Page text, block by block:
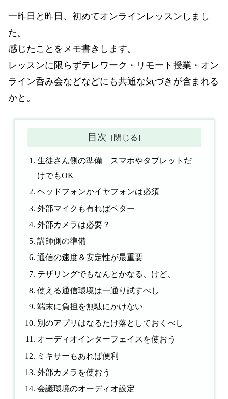
一昨日と昨日、初めてオンラインレッスンしまし
た。
感じたことをメモ書きします。
レッスンに限らずテレワーク・リモート授業・オン
ライン呑み会などなどにも共通な気づきが含まれる
かと。
目次
生徒さん側の準備＿スマホやタブレットだ
けでもOK
ヘッドフォンかイヤフォンは必須
外部マイクも有ればベター
外部カメラは必要？
講師側の準備
通信の速度＆安定性が最重要
テザリングでもなんとかなる、けど、
使える通信環境は一通り試すべし
端末に負担を無駄にかけない
別のアプリはなるたけ落としておくべし
オーディオインターフェイスを使おう
ミキサーもあれば便利
外部カメラを使おう
会議環境のオーディオ設定